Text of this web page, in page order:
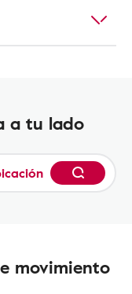
a tu lado
movimiento